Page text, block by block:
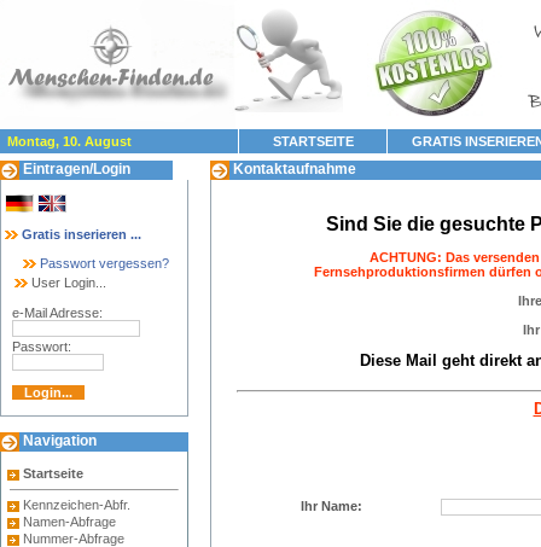
Montag, 10. August STARTSEITE GRATIS
Eintragen/Login
Gratis inserieren ...
Passwort vergessen?
User Login...
e-Mail Adresse:
Passwort:
Navigation
Startseite
Kennzeichen-Abfr.
Namen-Abfrage
Nummer-Abfrage
Kontaktaufnahme
Sind Sie die gesuchte
ACHTUNG: Das
Fernsehproduktionsfirmen dürfen
Diese Mail geht direkt